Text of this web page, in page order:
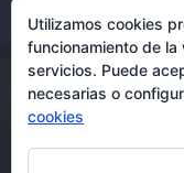
Utilizamos cookies
funcionamiento de
servicios. Puede
necesarias o
cookies